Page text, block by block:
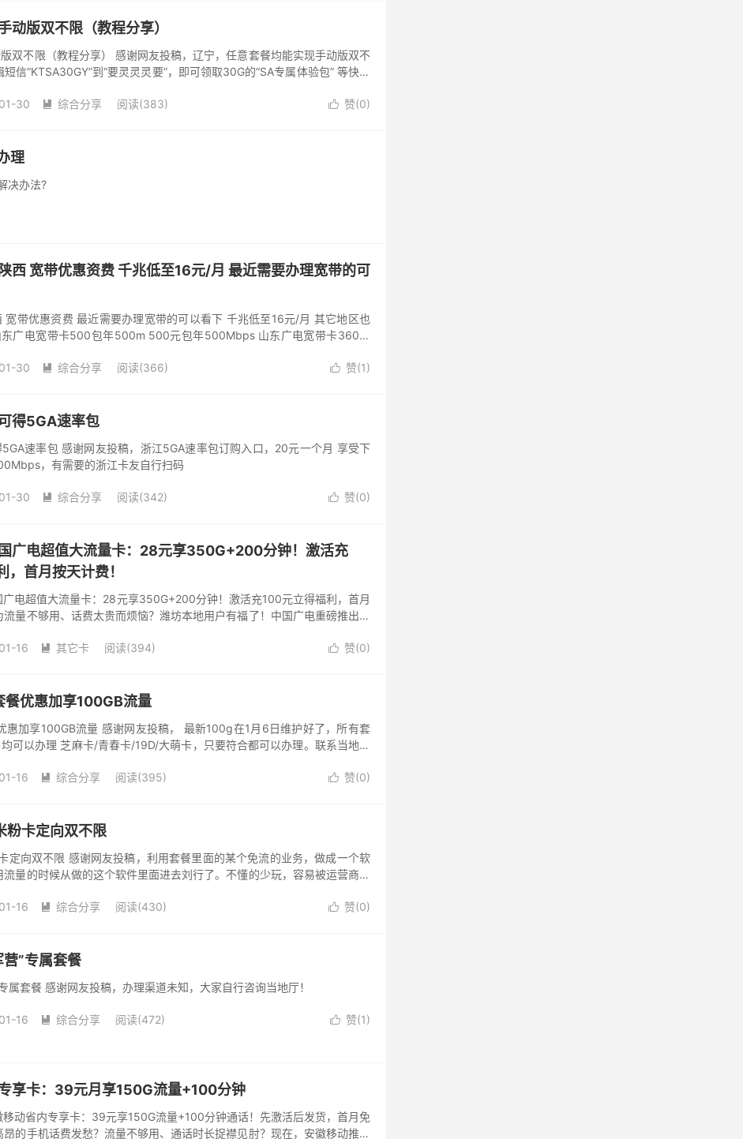
动版双不限（教程分享）
版双不限（教程分享） 感谢网友投稿，辽宁，任意套餐均能实现手动版双不
信“KTSA30GY”到“要灵灵灵要”，即可领取30G的“SA专属体验包” 等快用
 赞(0)
30  综合分享 阅读(383)
理
决办法?
西 宽带优惠资费 千兆低至16元/月 最近需要办理宽带的可
宽带优惠资费 最近需要办理宽带的可以看下 千兆低至16元/月 其它地区也
广电宽带卡500包年500m 500元包年500Mbps 山东广电宽带卡360包
 赞(1)
30  综合分享 阅读(366)
得5GA速率包
速率包 感谢网友投稿，浙江5GA速率包订购入口，20元一个月 享受下
，有需要的浙江卡友自行扫码
 赞(0)
30  综合分享 阅读(342)
广电超值大流量卡：28元享350G+200分钟！激活充
，首月按天计费！
电超值大流量卡：28元享350G+200分钟！激活充100元立得福利，首月
量不够用、话费太贵而烦恼？潍坊本地用户有福了！中国广电重磅推出潍
 赞(0)
16  其它卡 阅读(394)
优惠加享100GB流量
惠加享100GB流量 感谢网友投稿， 最新100g在1月6日维护好了，所有套
可以办理 芝麻卡/青春卡/19D/大萌卡，只要符合都可以办理。联系当地厅
 赞(0)
16  综合分享 阅读(395)
粉卡定向双不限
定向双不限 感谢网友投稿，利用套餐里面的某个免流的业务，做成一个软
量的时候从做的这个软件里面进去刘行了。不懂的少玩，容易被运营商收
 赞(0)
16  综合分享 阅读(430)
”专属套餐
属套餐 感谢网友投稿，办理渠道未知，大家自行咨询当地厅！
 赞(1)
16  综合分享 阅读(472)
享卡：39元月享150G流量+100分钟
动省内专享卡：39元享150G流量+100分钟通话！先激活后发货，首月免
的手机话费发愁？流量不够用、通话时长捉襟见肘？现在，安徽移动推出